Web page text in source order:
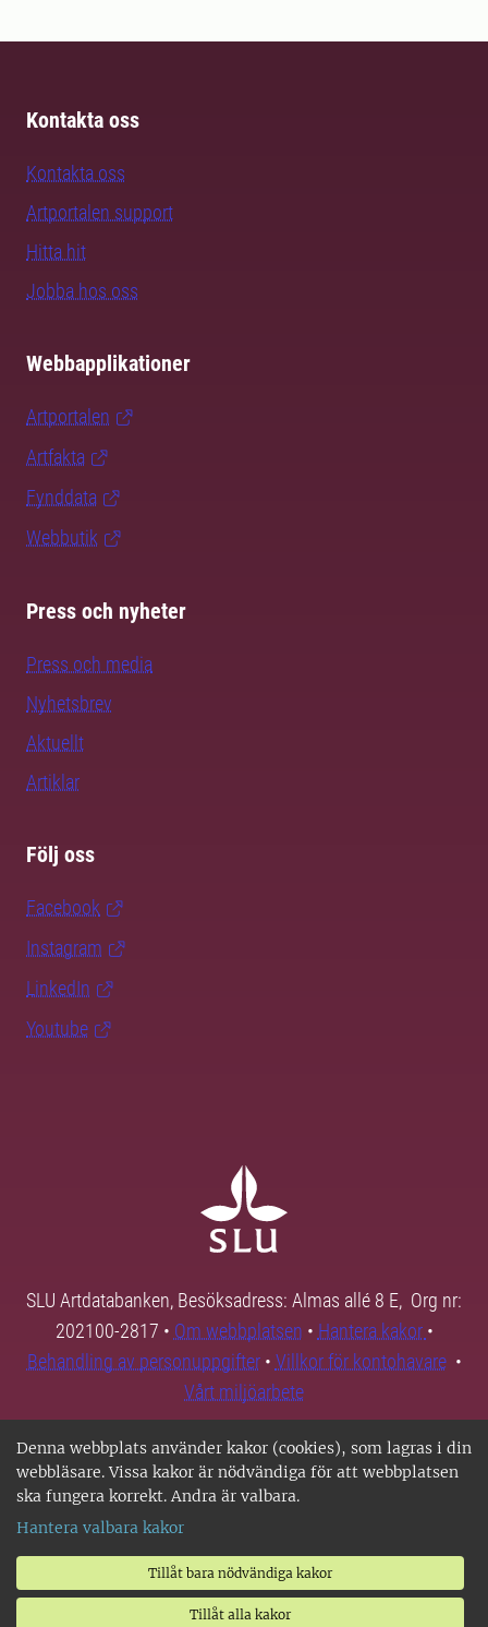
Denna webbplats använder kakor (cookies), som lagras i din
webbläsare. Vissa kakor är nödvändiga för att webbplatsen
ska fungera korrekt. Andra är valbara.
Hantera valbara kakor
Tillåt bara nödvändiga kakor
Tillåt alla kakor
Kontakta oss
Kontakta oss
Artportalen support
Hitta hit
Jobba hos oss
Webbapplikationer
Artportalen
Artfakta
Fynddata
Webbutik
Press och nyheter
Press och media
Nyhetsbrev
Aktuellt
Artiklar
Följ oss
Facebook
Instagram
LinkedIn
Youtube
SLU Artdatabanken, Besöksadress: Almas allé 8 E, Org nr:
202100-2817 • Om webbplatsen • Hantera kakor •
Behandling av personuppgifter• Villkor för kontohavare•
Vårt miljöarbete